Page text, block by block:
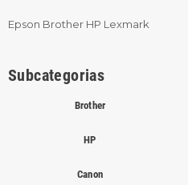
Epson Brother HP Lexmark
Subcategorias
Brother
HP
Canon